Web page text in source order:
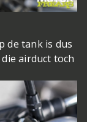
de tank is dus
airduct toch